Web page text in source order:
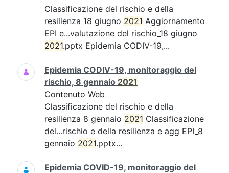
Classificazione del rischio e della
resilienza 18 giugno 2021 Aggiornamento
EPI e...valutazione del rischio_18 giugno
2021.pptx Epidemia CODIV-19,...
Epidemia CODIV-19, monitoraggio del
rischio, 8 gennaio 2021
Contenuto Web
Classificazione del rischio e della
resilienza 8 gennaio 2021 Classificazione
del...rischio e della resilienza e agg EPI_8
gennaio 2021.pptx...
Epidemia COVID-19, monitoraggio del